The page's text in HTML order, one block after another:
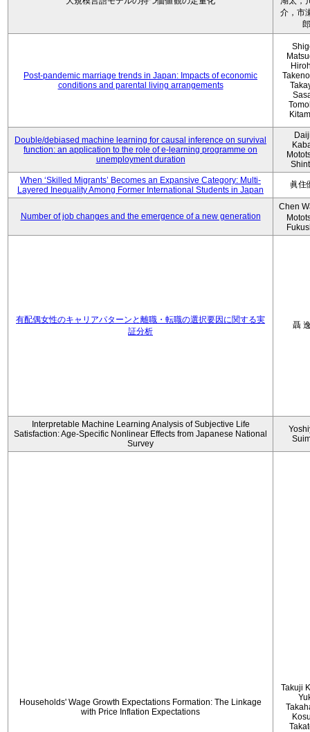
介，市
郎
Post-pandemic marriage trends in Japan: Impacts of economic
conditions and parental living arrangements
Double/debiased machine learning for causal inference on survival
function: an application to the role of e-learning programme on
unemployment duration
When ‘Skilled Migrants’ Becomes an Expansive Category: Multi-
Layered Inequality Among Former International Students in Japan
眞住
Number of job changes and the emergence of a new generation
Chen
有配偶女性のキャリアパターンと離職・転職の選択要因に関する実
証分析
聶
Interpretable Machine Learning Analysis of Subjective Life
Satisfaction: Age-Specific Nonlinear Effects from Japanese National
Survey
Households' Wage Growth Expectations Formation: The Linkage
with Price Inflation Expectations
Takuji